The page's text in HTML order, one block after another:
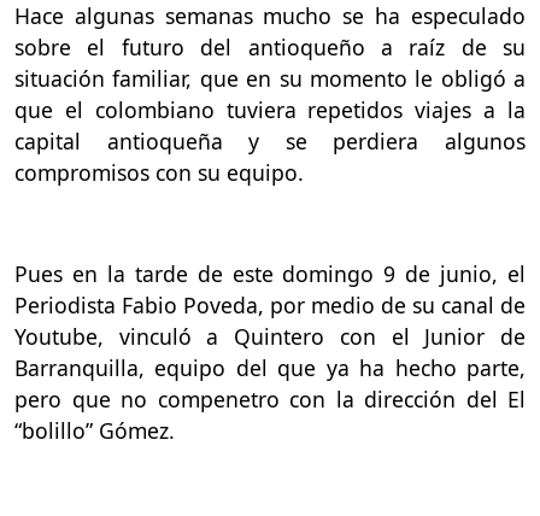
Hace algunas semanas mucho se ha especulado
sobre el futuro del antioqueño a raíz de su
situación familiar, que en su momento le obligó a
que el colombiano tuviera repetidos viajes a la
capital antioqueña y se perdiera algunos
compromisos con su equipo.
Pues en la tarde de este domingo 9 de junio, el
Periodista Fabio Poveda, por medio de su canal de
Youtube, vinculó a Quintero con el Junior de
Barranquilla, equipo del que ya ha hecho parte,
pero que no compenetro con la dirección del El
“bolillo” Gómez.